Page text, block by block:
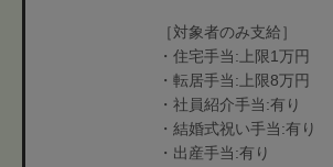
［対象者のみ支給］
・住宅手当:上限1万円
・転居手当:上限8万円
・社員紹介手当:有り
・結婚式祝い手当:有り
・出産手当:有り